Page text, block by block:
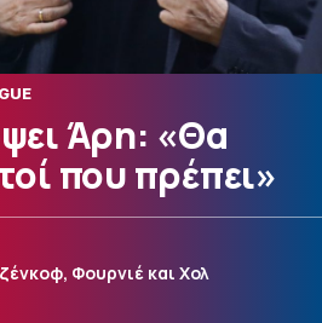
Άρη: «Θα
που πρέπει»
Φουρνιέ και Χολ